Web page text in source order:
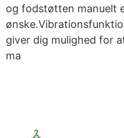
og fodstøtten manuelt
giver dig mulighed for
ma